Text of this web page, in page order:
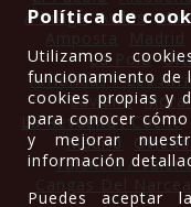
A Fraga Avilés
La Pola
Arriondas / Les
Laviana
La Revuelta'l Coche
Madrid
Oviedo
Valencia /
Política de
Utilizamos
funcionamiento de
cookies propias y
para conocer
y mejorar
información
Puedes aceptar